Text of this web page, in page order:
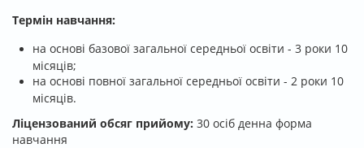
Термін навчання:
на основі базової загальної середньої освіти - 3 роки 10
місяців;
на основі повної загальної середньої освіти - 2 роки 10
місяців.
Ліцензований обсяг прийому: 30 осіб денна форма
навчання